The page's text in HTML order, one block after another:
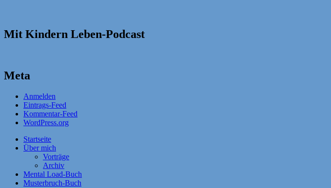
Mit Kindern Leben-Podcast
Meta
Anmelden
Eintrags-Feed
Kommentar-Feed
WordPress.org
Startseite
Über mich
Vorträge
Archiv
Mental Load-Buch
Musterbruch-Buch